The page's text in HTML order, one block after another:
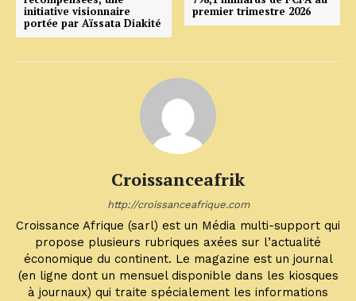
initiative visionnaire
portée par Aïssata Diakité
premier trimestre 2026
Croissanceafrik
http://croissanceafrique.com
Croissance Afrique (sarl) est un Média multi-support qui
propose plusieurs rubriques axées sur l’actualité
économique du continent. Le magazine est un journal
(en ligne dont un mensuel disponible dans les kiosques
à journaux) qui traite spécialement les informations